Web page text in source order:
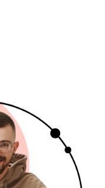
audiovisual
a de